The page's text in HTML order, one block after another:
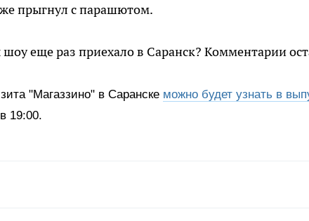
прыгнул с парашютом.
еще раз приехало в Саранск? Комментарии
"Магаззино" в Саранске можно будет узнать в
19:00.